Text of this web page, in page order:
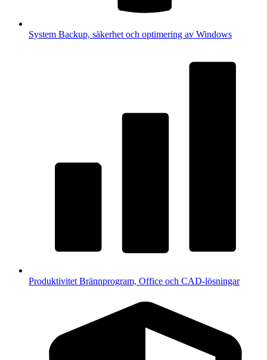
System Backup, säkerhet och optimering av Windows
Produktivitet Brännprogram, Office och CAD-lösningar